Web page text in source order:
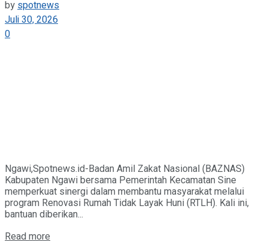
byspotnews
Juli 30, 2026
0
Ngawi,Spotnews.id-Badan Amil Zakat Nasional (BAZNAS)
Kabupaten Ngawi bersama Pemerintah Kecamatan Sine
memperkuat sinergi dalam membantu masyarakat melalui
program Renovasi Rumah Tidak Layak Huni (RTLH). Kali ini,
bantuan diberikan...
Read more